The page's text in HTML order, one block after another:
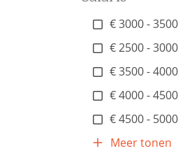
€ 3000 - 3500
€ 2500 - 3000
€ 3500 - 4000
€ 4000 - 4500
€ 4500 - 5000
Meer tonen